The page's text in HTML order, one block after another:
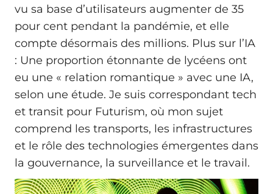
vu sa base d’utilisateurs augmenter de 35
pour cent pendant la pandémie, et elle
compte désormais des millions. Plus sur l’IA
: Une proportion étonnante de lycéens ont
eu une « relation romantique » avec une IA,
selon une étude. Je suis correspondant tech
et transit pour Futurism, où mon sujet
comprend les transports, les infrastructures
et le rôle des technologies émergentes dans
la gouvernance, la surveillance et le travail.